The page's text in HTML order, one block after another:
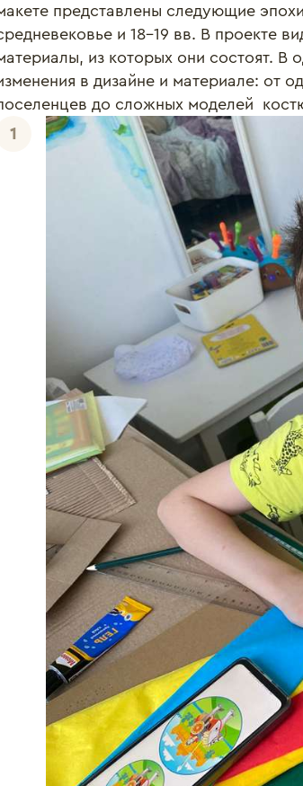
представлены следующие
и 18-19 вв. В проекте
из которых они состоят.
в дизайне и материале: от
до сложных моделей
1